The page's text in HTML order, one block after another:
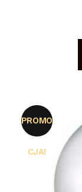
PROMO
CJA!